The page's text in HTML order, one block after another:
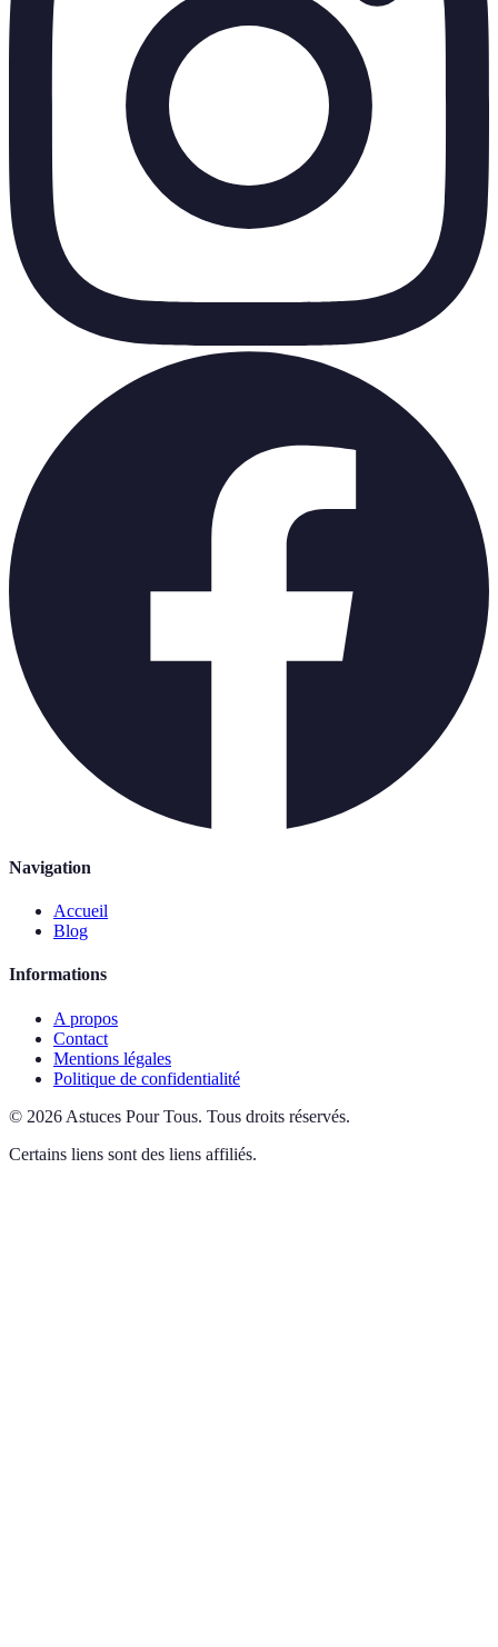
Navigation
Accueil
Blog
Informations
A propos
Contact
Mentions légales
Politique de confidentialité
© 2026 Astuces Pour Tous. Tous droits réservés.
Certains liens sont des liens affiliés.